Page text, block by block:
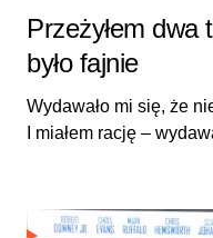
Przeżyłem dwa
było fajnie
Wydawało mi się, że
I miałem rację –